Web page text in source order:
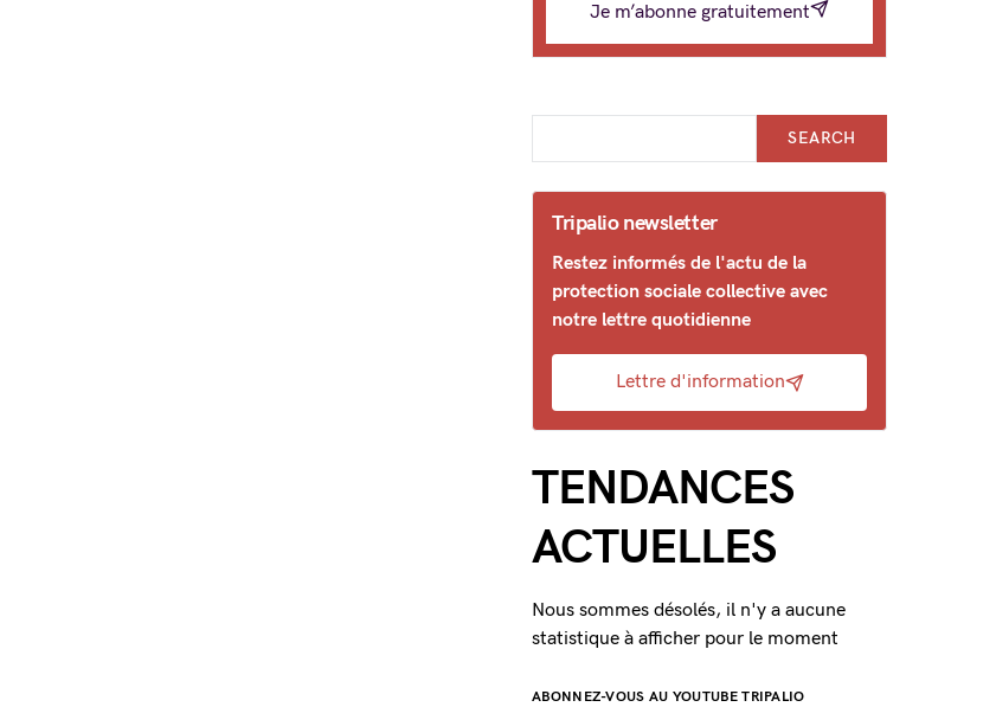
Je m’abonne gratuitement
SEARCH
Tripalio newsletter
Restez informés de l'actu de la
protection sociale collective avec
notre lettre quotidienne
Lettre d'information
TENDANCES
ACTUELLES
Nous sommes désolés, il n'y a aucune
statistique à afficher pour le moment
ABONNEZ-VOUS AU YOUTUBE TRIPALIO